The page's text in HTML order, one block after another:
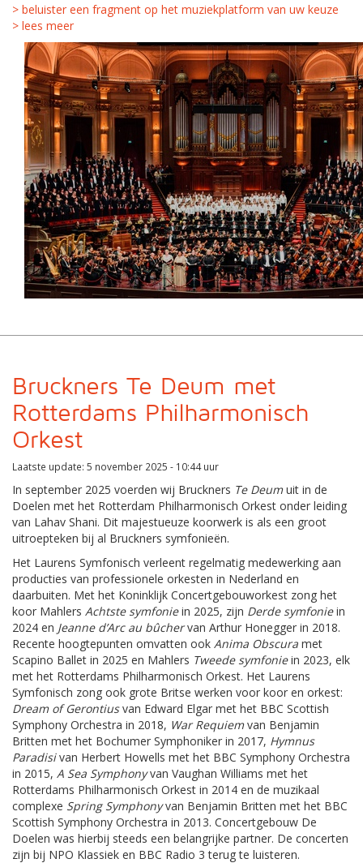
> beluister een fragment op het muziekplatform van uw keuze
> lees meer
Bruckners Te Deum met
Rotterdams Philharmonisch
Orkest
Laatste update: 5 november 2025 - 10:44 uur
In september 2025 voerden wij Bruckners Te Deumuit in de
Doelen met het Rotterdam Philharmonisch Orkest onder leiding
van Lahav Shani. Dit majestueuze koorwerk is als een groot
uitroepteken bij al Bruckners symfonieën.
Het Laurens Symfonisch verleent regelmatig medewerking aan
producties van professionele orkesten in Nederland en
daarbuiten. Met het Koninklijk Concertgebouworkest zong het
koor Mahlers Achtste symfoniein 2025, zijn Derde symfoniein
2024 en Jeanne d’Arc au bûchervan Arthur Honegger in 2018.
Recente hoogtepunten omvatten ook Anima Obscura met
Scapino Ballet in 2025 en Mahlers Tweede symfoniein 2023, elk
met het Rotterdams Philharmonisch Orkest. Het Laurens
Symfonisch zong ook grote Britse werken voor koor en orkest:
Dream of Gerontiusvan Edward Elgar met het BBC Scottish
Symphony Orchestra in 2018, War Requiemvan Benjamin
Britten met het Bochumer Symphoniker in 2017, Hymnus
Paradisivan Herbert Howells met het BBC Symphony Orchestra
in 2015, A Sea Symphonyvan Vaughan Williams met het
Rotterdams Philharmonisch Orkest in 2014 en de muzikaal
complexe Spring Symphonyvan Benjamin Britten met het BBC
Scottish Symphony Orchestra in 2013. Concertgebouw De
Doelen was hierbij steeds een belangrijke partner. De concerten
zijn bij NPO Klassiek en BBC Radio 3 terug te luisteren.